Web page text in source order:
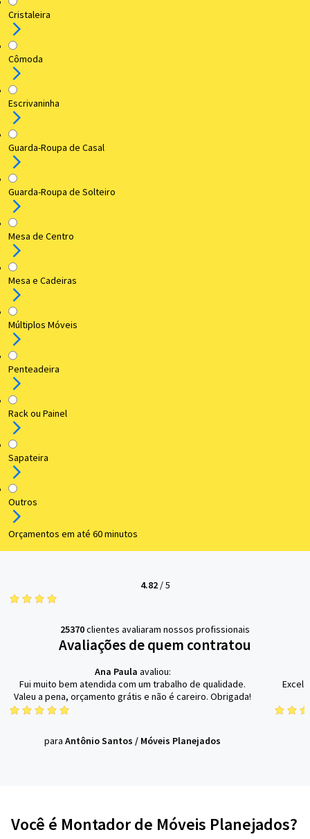
Cristaleira
Cômoda
Escrivaninha
Guarda-Roupa de Casal
Guarda-Roupa de Solteiro
Mesa de Centro
Mesa e Cadeiras
Múltiplos Móveis
Penteadeira
Rack ou Painel
Sapateira
Outros
Orçamentos em até 60 minutos
4.82/5
25370clientes avaliaram nossos profissionais
Avaliações de quem contratou
Ana Paula avaliou:
Fui muito bem atendida com um trabalho de qualidade.
Valeu a pena, orçamento grátis e não é careiro. Obrigada!
para Antônio Santos / Móveis Planejados
Você é Montador de Móveis Planejados?